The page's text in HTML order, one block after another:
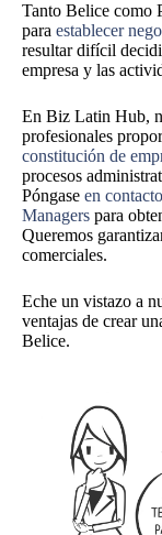
Tanto Belice como
para establecer
resultar difícil
empresa y las
En Biz Latin Hub,
profesionales
constitución de
procesos
Póngase en
Managers para
Queremos
comerciales.
Eche un vistazo a
ventajas de crear
Belice.